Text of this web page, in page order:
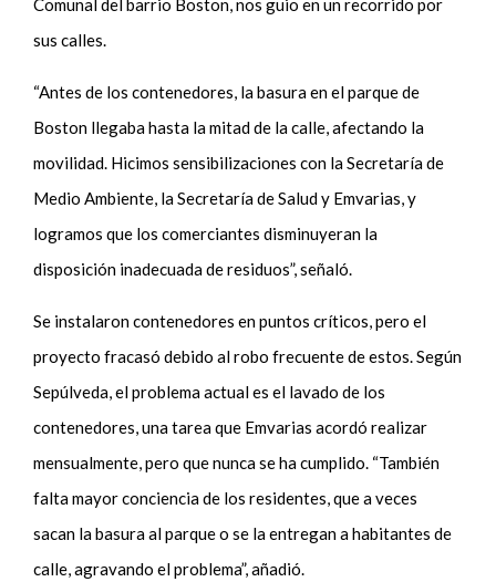
Comunal del barrio Boston, nos guio en un recorrido por
sus calles.
“Antes de los contenedores, la basura en el parque de
Boston llegaba hasta la mitad de la calle, afectando la
movilidad. Hicimos sensibilizaciones con la Secretaría de
Medio Ambiente, la Secretaría de Salud y Emvarias, y
logramos que los comerciantes disminuyeran la
disposición inadecuada de residuos”, señaló.
Se instalaron contenedores en puntos críticos, pero el
proyecto fracasó debido al robo frecuente de estos. Según
Sepúlveda, el problema actual es el lavado de los
contenedores, una tarea que Emvarias acordó realizar
mensualmente, pero que nunca se ha cumplido. “También
falta mayor conciencia de los residentes, que a veces
sacan la basura al parque o se la entregan a habitantes de
calle, agravando el problema”, añadió.